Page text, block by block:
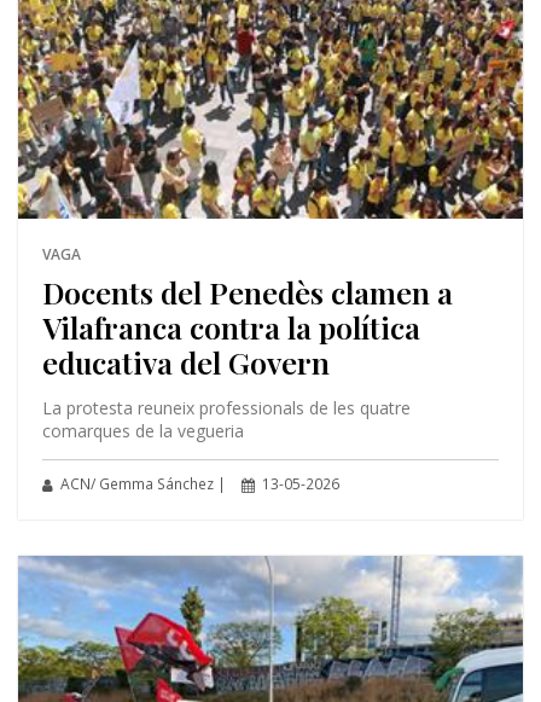
VAGA
Docents del Penedès clamen a
Vilafranca contra la política
educativa del Govern
La protesta reuneix professionals de les quatre
comarques de la vegueria
ACN/ Gemma Sánchez | 13-05-2026